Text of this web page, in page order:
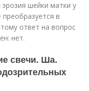
шейки матки у
в
ответ на вопрос
нет.
свечи. Ша.